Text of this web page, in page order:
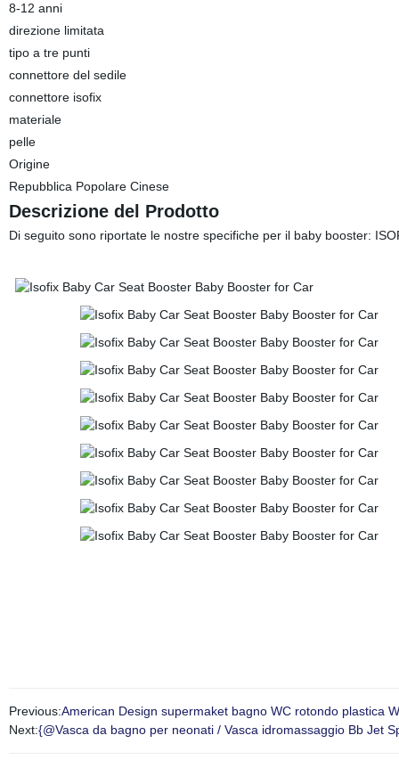
8-12 anni
direzione limitata
tipo a tre punti
connettore del sedile
connettore isofix
materiale
pelle
Origine
Repubblica Popolare Cinese
Descrizione del Prodotto
Di seguito sono riportate le nostre specifiche per il baby booster:
Previous:American Design supermaket bagno WC rotondo plastica
Next:{@Vasca da bagno per neonati / Vasca idromassaggio Bb Jet